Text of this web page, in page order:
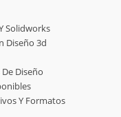
Solidworks
Diseño 3d
Diseño
Y Formatos